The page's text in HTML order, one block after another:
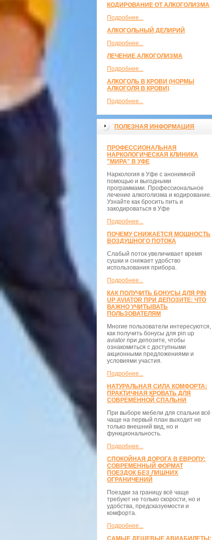
КОДИРОВАНИЕ ОТ АЛКОГОЛИЗМА
Подробнее...
АЛКОГОЛЬНЫЙ ДЕЛИРИЙ
Подробнее...
ЛЕЧЕНИЕ АЛКОГОЛИЗМА
Подробнее...
АЛКОГОЛЬ В КРОВИ (НОРМЫ
АЛКОГОЛЯ В КРОВИ)
Подробнее...
ПОЛЕЗНАЯ ИНФОРМАЦИЯ
ПРОФЕССИОНАЛЬНАЯ
НАРКОЛОГИЧЕСКАЯ КЛИНИКА
"МИРА" В УФЕ
Наркология в Уфе с анонимной
помощью и выгодными
программами. Профессиональное
лечение алкоголизма и кодирование.
Узнайте как бросить пить и
закодироваться в Уфе
Подробнее...
ПОЧЕМУ СНИЖАЕТСЯ МОЩНОСТЬ
ВОЗДУШНОГО ПОТОКА
Слабый поток увеличивает время
сушки и снижает удобство
использования прибора.
Подробнее...
КАК ПОЛУЧИТЬ БОНУСЫ ДЛЯ PIN
UP AVIATOR ПРИ ДЕПОЗИТЕ: ЧТО
ВАЖНО УЧИТЫВАТЬ
ПОЛЬЗОВАТЕЛЯМ
Многие пользователи интересуются,
как получить бонусы для pin up
aviator при депозите, чтобы
ознакомиться с доступными
акционными предложениями и
условиями участия.
Подробнее...
НАТУРАЛЬНАЯ СИЛА КОМФОРТА:
ПРАКТИЧНАЯ КРОВАТЬ ДЛЯ
СОВРЕМЕННОЙ СПАЛЬНИ
При выборе мебели для спальни всё
чаще на первый план выходит не
только внешний вид, но и
функциональность.
Подробнее...
СПОКОЙНАЯ ДОРОГА В ЕВРОПУ:
СОВРЕМЕННЫЙ ФОРМАТ
ПОЕЗДОК БЕЗ ЛИШНИХ
ОГРАНИЧЕНИЙ
Поездки за границу всё чаще
требуют не только скорости, но и
удобства, предсказуемости и
комфорта.
Подробнее...
САМЫЕ ДЕШЕВЫЕ АВИАБИЛЕТЫ: